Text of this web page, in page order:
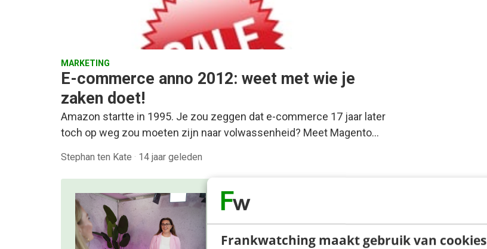
Frankwatching maakt gebruik van cookies
MARKETING
E-commerce anno 2012: weet met wie je
zaken doet!
Amazon startte in 1995. Je zou zeggen dat e-commerce 17 jaar later
toch op weg zou moeten zijn naar volwassenheid? Meet Magento…
Stephan ten Kate · 14 jaar geleden